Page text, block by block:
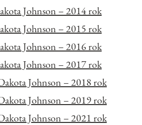
Johnson – 2014 rok
Johnson – 2015 rok
Johnson – 2016 rok
Johnson – 2017 rok
Johnson – 2018 rok
Johnson – 2019 rok
Johnson – 2021 rok